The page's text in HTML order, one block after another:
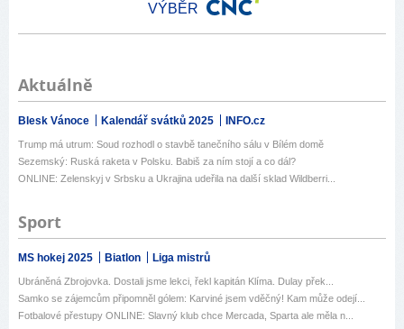
VÝBĚR
Aktuálně
Blesk Vánoce Kalendář svátků 2025 INFO.cz
Trump má utrum: Soud rozhodl o stavbě tanečního sálu v Bílém domě
Sezemský: Ruská raketa v Polsku. Babiš za ním stojí a co dál?
ONLINE: Zelenskyj v Srbsku a Ukrajina udeřila na další sklad Wildberri...
Sport
MS hokej 2025 Biatlon Liga mistrů
Ubráněná Zbrojovka. Dostali jsme lekci, řekl kapitán Klíma. Dulay přek...
Samko se zájemcům připomněl gólem: Karviné jsem vděčný! Kam může odejí...
Fotbalové přestupy ONLINE: Slavný klub chce Mercada, Sparta ale měla n...